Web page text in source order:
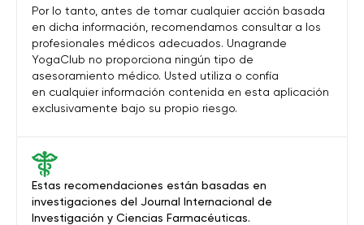
Estas recomendaciones están basadas en
investigaciones del Journal Internacional de
Investigación y Ciencias Farmacéuticas.
Por lo tanto, antes de tomar cualquier acción basada
en dicha información, recomendamos consultar a los
profesionales médicos adecuados. Unagrande
YogaClub no proporciona ningún tipo de
asesoramiento médico. Usted utiliza o confía
en cualquier información contenida en esta aplicación
exclusivamente bajo su propio riesgo.